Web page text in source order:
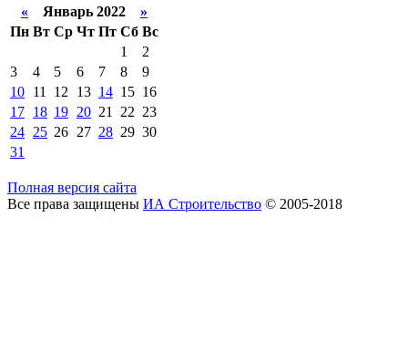
« Январь 2022 »
Пн Вт Ср Чт Пт Сб Вс
1
2
3
4 5 6 7 8
9
10 11 12 13 14 15 16
17 18 19 20 21 22 23
24 25 26 27 28 29 30
31
Полная версия сайта
Все права защищены ИА Строительство © 2005-2018